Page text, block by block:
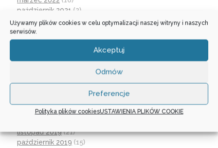
Używamy plików cookies w celu optymalizacji naszej witryny i naszych
serwisów.
Akceptuj
Odmów
Preferencje
Polityka plików cookiesUSTAWIENIA PLIKÓW COOKIE
październik 2021 (2)
wrzesień 2021(28)
sierpień 2021
lipiec 2021(2)
wrzesień 2020(23)
maj 2020(1)
styczeń 2020(17)
listopad 2019(21)
październik 2019 (15)